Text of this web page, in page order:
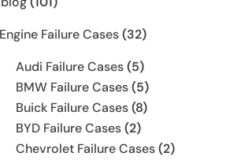
Engine Failure Cases(32)
Audi Failure Cases(5)
BMW Failure Cases(5)
Buick Failure Cases(8)
BYD Failure Cases(2)
Chevrolet Failure Cases(2)